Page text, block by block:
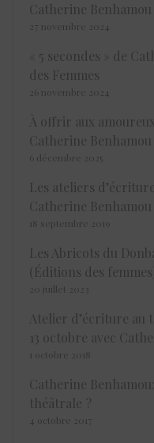
Catherine Benhamou
27 novembre 2024
« 5 secondes » de
des Femmes
26 novembre 2024
À offrir aux
Catherine
6 décembre 2025
Les ateliers
Catherine Benhamou
18 septembre 2019
Les Abricots du
(Éditions des
20 juillet 2023
Atelier d’écriture au
13 octobre avec
1 octobre 2018
Catherine
théâtrale ?
4 octobre 2017